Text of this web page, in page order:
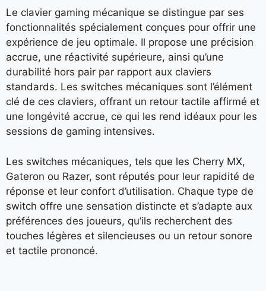
Le clavier gaming mécanique se distingue par ses
fonctionnalités spécialement conçues pour offrir une
expérience de jeu optimale. Il propose une précision
accrue, une réactivité supérieure, ainsi qu’une
durabilité hors pair par rapport aux claviers
standards. Les switches mécaniques sont l’élément
clé de ces claviers, offrant un retour tactile affirmé et
une longévité accrue, ce qui les rend idéaux pour les
sessions de gaming intensives.
Les switches mécaniques, tels que les Cherry MX,
Gateron ou Razer, sont réputés pour leur rapidité de
réponse et leur confort d’utilisation. Chaque type de
switch offre une sensation distincte et s’adapte aux
préférences des joueurs, qu’ils recherchent des
touches légères et silencieuses ou un retour sonore
et tactile prononcé.